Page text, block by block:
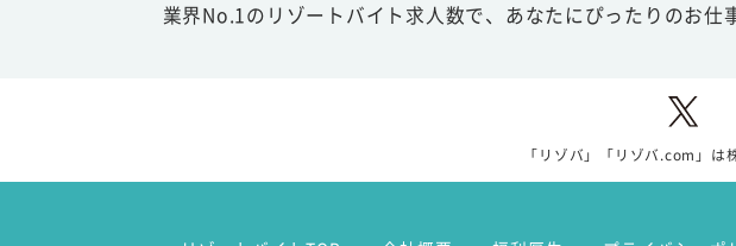
業界No.1のリゾートバイト求人数で、あなたにぴったりのお仕
「リゾバ」「リゾバ.com」は